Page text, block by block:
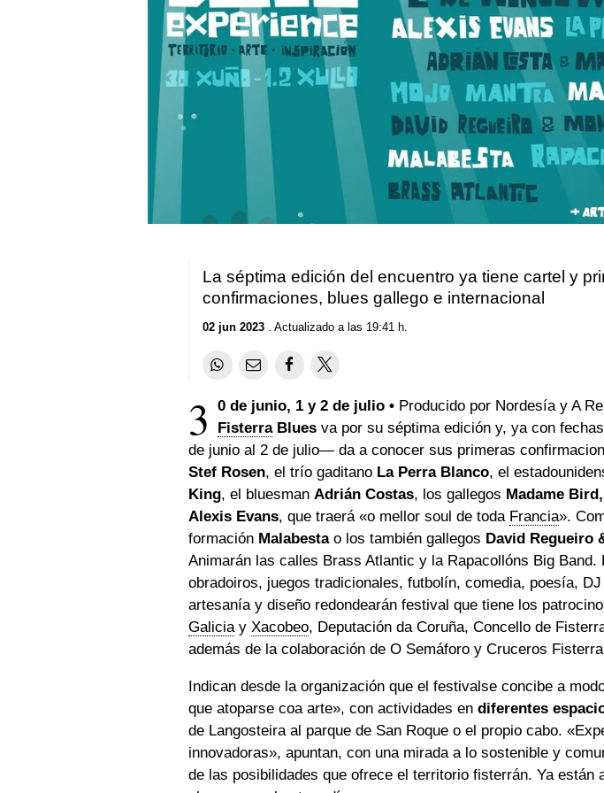
La séptima edición del encuentro ya tiene cartel y
confirmaciones, blues gallego e internacional
02 jun 2023 . Actualizado a las 19:41 h.
3 0 de junio, 1 y 2 de julio • Producido por Nordesía y A
FisterraBlues va por su séptima edición y, ya con
de junio al 2 de julio— da a conocer sus primeras
Stef Rosen, el trío gaditano La Perra Blanco, el
King, el bluesmanAdrián Costas, los gallegos Madame
Alexis Evans, que traerá«o mellor soul de toda Francia».
formación Malabestao los también gallegos David Regueiro
Animarán las calles Brass Atlantic y la Rapacollóns Big Band.
obradoiros, juegos tradicionales, futbolín, comedia, poesía,
artesanía y diseño redondearán festival que tiene los
GaliciayXacobeo, Deputación da Coruña, Concello de
además de la colaboración de O Semáforo y Cruceros
Indican desde la organización que el festivalse concibe a
que atoparse coa arte», con actividades endiferentes
de Langosteira al parque de San Roque o el propio cabo.
innovadoras», apuntan, con una mirada a lo sostenible y
de las posibilidades que ofrece el territorio fisterrán. Ya están